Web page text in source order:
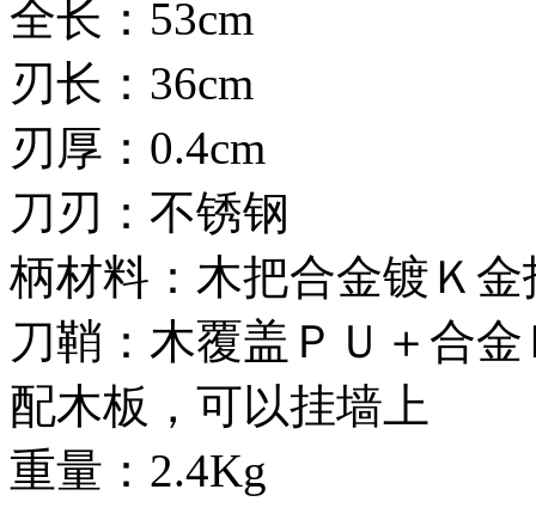
全长：53cm
刃长：36cm
刃厚：0.4cm
刀刃：不锈钢
柄材料：木把合金镀Ｋ金
刀鞘：木覆盖ＰＵ＋合
配木板，可以挂墙上
重量：2.4Kg